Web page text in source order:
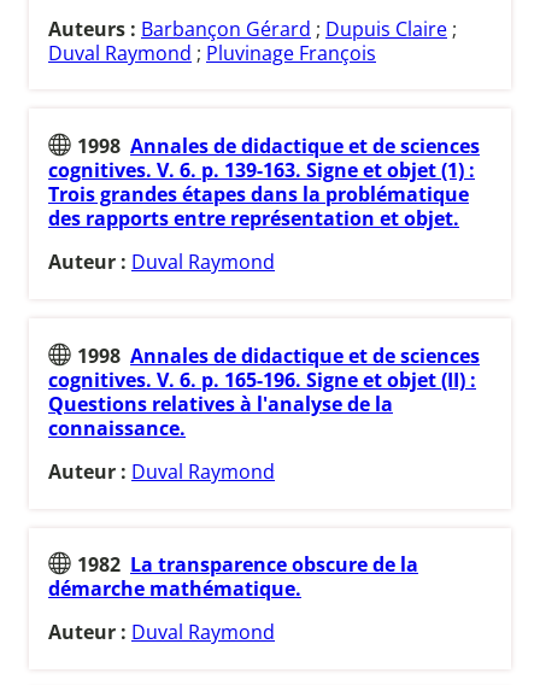
Auteurs : Barbançon Gérard ; Dupuis Claire ;
Duval Raymond ; Pluvinage François
1998 Annales de didactique et de sciences
cognitives. V. 6. p. 139-163. Signe et objet (1) :
Trois grandes étapes dans la problématique
des rapports entre représentation et objet.
Auteur : Duval Raymond
1998 Annales de didactique et de sciences
cognitives. V. 6. p. 165-196. Signe et objet (II) :
Questions relatives à l'analyse de la
connaissance.
Auteur : Duval Raymond
1982 La transparence obscure de la
démarche mathématique.
Auteur : Duval Raymond